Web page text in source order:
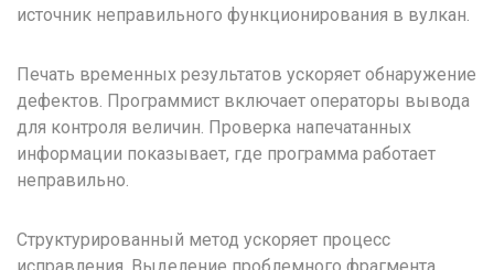
источник неправильного функционирования в вулкан.
Печать временных результатов ускоряет обнаружение
дефектов. Программист включает операторы вывода
для контроля величин. Проверка напечатанных
информации показывает, где программа работает
неправильно.
Структурированный метод ускоряет процесс